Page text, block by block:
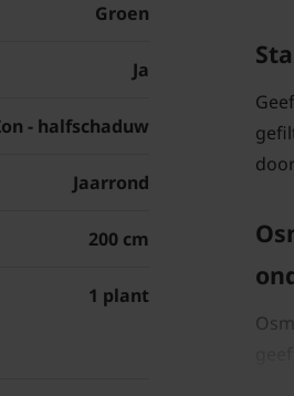
Groen
Ja
- halfschaduw
Jaarrond
200 cm
1 plant